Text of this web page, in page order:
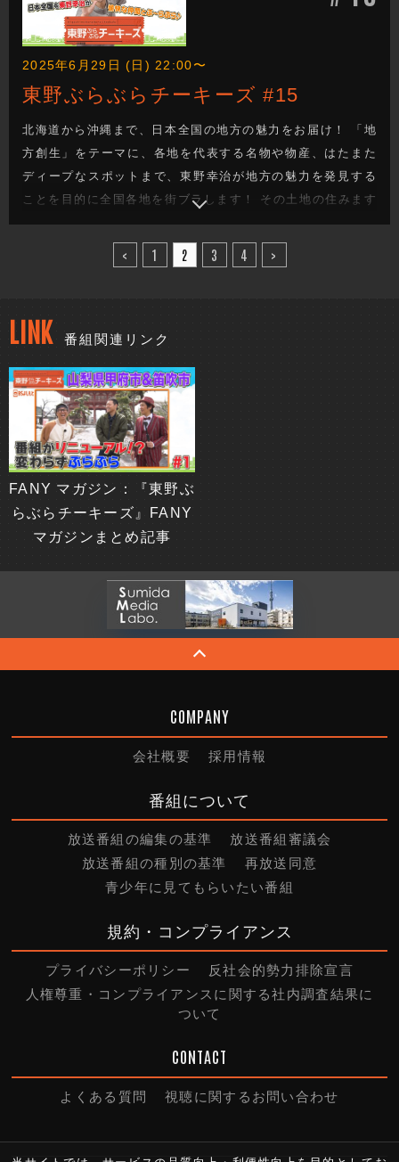
2025年6月29日 (日) 22:00〜
東野ぶらぶらチーキーズ #15
北海道から沖縄まで、日本全国の地方の魅力をお届け！ 「地
方創生」をテーマに、各地を代表する名物や物産、はたまた
ディープなスポットまで、東野幸治が地方の魅力を発見する
ことを目的に全国各地を街ブラします！ その土地の住みます
芸人が、東野の喜びそうなスポットへ案内し、美味しいもの
を食べたり、絶景を観たり、温泉に入ったり、、、旅を通し
て地方の魅力を探るロケバラエティです！
< 1 2 3 4 >
LINK 番組関連リンク
FANY マガジン：『東野ぶ
らぶらチーキーズ』FANY
マガジンまとめ記事
COMPANY
会社概要 採用情報
番組について
放送番組の編集の基準
放送番組審議会
放送番組の種別の基準
再放送同意
青少年に見てもらいたい番組
規約・コンプライアンス
プライバシーポリシー
反社会的勢力排除宣言
人権尊重・コンプライアンスに関する社内調査結果に
ついて
CONTACT
よくある質問 視聴に関するお問い合わせ